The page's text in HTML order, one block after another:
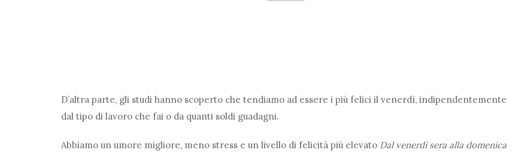
D’altra parte, gli studi hanno scoperto che tendiamo ad essere i più felici il venerdì, indipendentemente
dal tipo di lavoro che fai o da quanti soldi guadagni.
Abbiamo un umore migliore, meno stress e un livello di felicità più elevato Dal venerdì sera alla domenica